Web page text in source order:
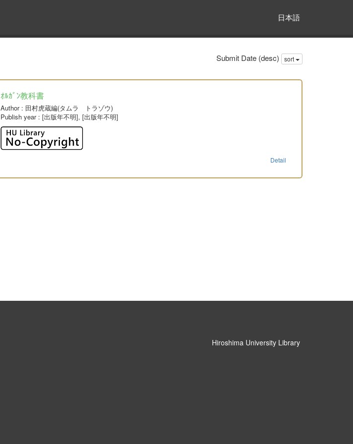
日本語
Submit Date (desc) sort
ｵﾙｶﾞﾝ教科書
Author: 田村虎蔵編(タムラ トラゾウ)
Publish year: [出版年不明], [出版年不明]
Detail
Hiroshima University Library